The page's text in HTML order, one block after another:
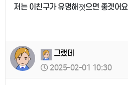
저는 이친구가 유명해졋으면 좋겟어요
그랬데
2025-02-01 10:30